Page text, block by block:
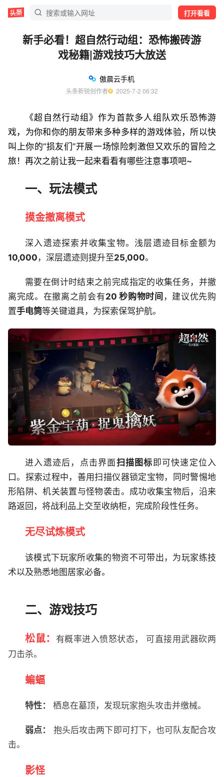
打开看看
新手必看！超自然行动组：恐怖搬砖游
戏秘籍|游戏技巧大放送
傲晨云手机
头条新锐创作者
  2025-7-2 06:32
《超自然行动组》作为首款多人组队欢乐恐怖游
戏，为你和你的朋友带来多种多样的游戏体验，所以快
叫上你的“损友们”开展一场惊险刺激但又欢乐的冒险之
旅！再次之前让我一起来看看有哪些注意事项吧~
一、玩法模式
摸金撤离模式
深入遗迹探索并收集宝物。浅层遗迹目标金额为
10,000 ，深层遗迹则提升至25,000。
需要在倒计时结束之前完成指定的收集任务，并撤
离完成。在撤离之前会有20 秒购物时间 ，建议优先购
置手电筒等关键道具，为探索保驾护航。
进入遗迹后，点击界面扫描图标即可快速定位入
口。探索过程中，善用扫描仪器锁定宝物，同时警惕地
形陷阱、机关装置与怪物袭击。成功收集宝物后，沿来
路返回，将战利品上交至收纳柜，完成阶段性任务。
无尽试炼模式
该模式下玩家所收集的物资不可带出，为玩家练技
术以及熟悉地图居家必备。
二、游戏技巧
松鼠：
有概率进入愤怒状态， 可直接用武器砍两
刀击杀。
蝙蝠
特性： 栖息在墓顶，发现玩家抱头攻击并缴械。
弱点：
抱头后攻击两下即可打下，也可队友配合攻
击。
影怪